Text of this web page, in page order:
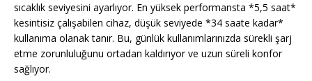
sıcaklık seviyesini ayarlıyor. En yüksek performansta *5,5 saat*
kesintisiz çalışabilen cihaz, düşük seviyede *34 saate kadar*
kullanıma olanak tanır. Bu, günlük kullanımlarınızda sürekli şarj
etme zorunluluğunu ortadan kaldırıyor ve uzun süreli konfor
sağlıyor.